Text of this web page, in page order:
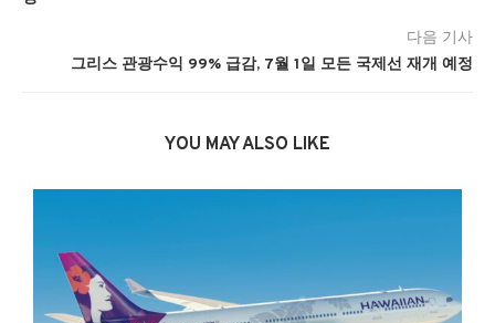
다음 기사
그리스 관광수익 99% 급감, 7월 1일 모든 국제선 재개 예정
YOU MAY ALSO LIKE